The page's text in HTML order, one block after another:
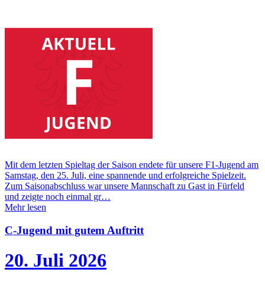
Mit dem letzten Spieltag der Saison endete für unsere F1-Jugend am
Samstag, den 25. Juli, eine spannende und erfolgreiche Spielzeit.
Zum Saisonabschluss war unsere Mannschaft zu Gast in Fürfeld
und zeigte noch einmal gr…
Mehr lesen
C-Jugend mit gutem Auftritt
20. Juli 2026